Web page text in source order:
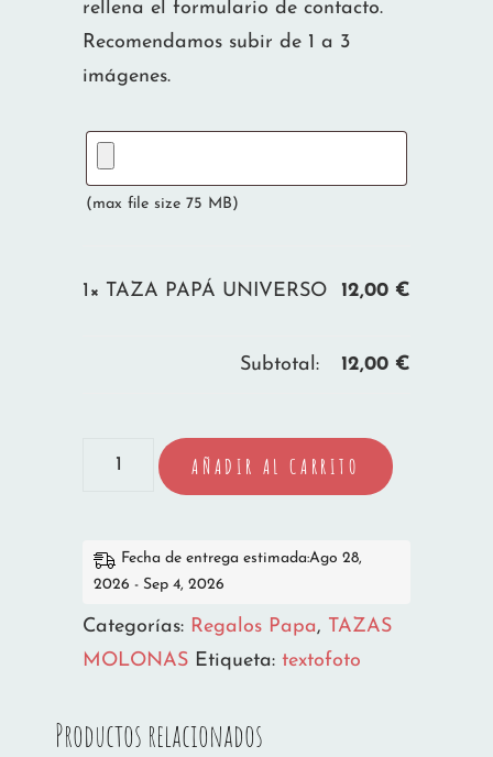
rellena el formulario de contacto.
Recomendamos subir de 1 a 3
imágenes.
(max file size 75 MB)
1× TAZA PAPÁ UNIVERSO 12,00 €
Subtotal: 12,00 €
TAZA
cantidad
AÑADIR AL CARRITO
Fecha de entrega estimada:Ago 28,
2026 - Sep 4, 2026
Categorías: Regalos Papa, TAZAS
MOLONAS Etiqueta: textofoto
Productos relacionados